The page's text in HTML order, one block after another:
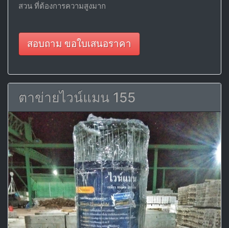
สวน ที่ต้องการความสูงมาก
สอบถาม ขอใบเสนอราคา
ตาข่ายไวน์แมน 155